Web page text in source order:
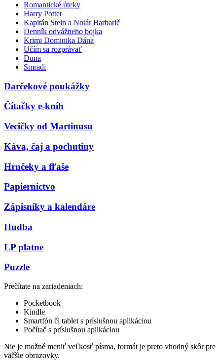
Romantické úteky
Harry Potter
Kapitán Stein a Notár Barbarič
Denník odvážneho bojka
Krimi Dominika Dána
Učím sa rozprávať
Duna
Smradi
Darčekové poukážky
Čítačky e-kníh
Vecičky od Martinusu
Káva, čaj a pochutiny
Hrnčeky a fľaše
Papiernictvo
Zápisníky a kalendáre
Hudba
LP platne
Puzzle
Prečítate na zariadeniach:
Pocketbook
Kindle
Smartfón či tablet s príslušnou aplikáciou
Počítač s príslušnou aplikáciou
Nie je možné meniť veľkosť písma, formát je preto vhodný skôr pre
väčšie obrazovky.